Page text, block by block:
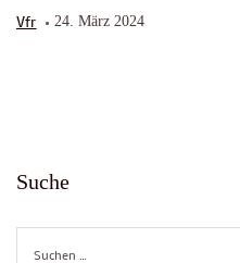
Vfr 24. März 2024
Suche
nach: